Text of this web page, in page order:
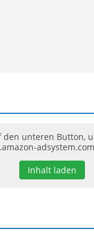
den unteren Button,
Inhalt laden